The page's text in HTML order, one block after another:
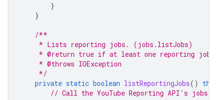
}
}
/**
     * Lists reporting jobs. (jobs.listJobs)
* @return true if at least one reporting job
     * @throws IOException
     */
private static boolean listReportingJobs()
// Call the YouTube Reporting API's